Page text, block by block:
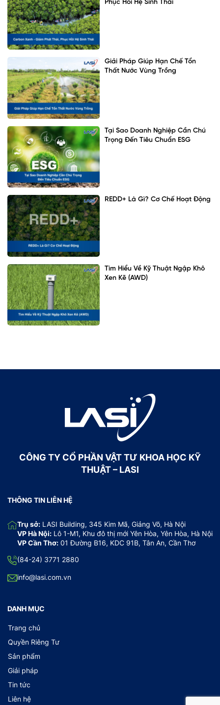
Phục Hồi Hệ Sinh Thái
Giải Pháp Giúp Hạn Chế Tổn
Thất Nước Vùng Trồng
Tại Sao Doanh Nghiệp Cần Chú
Trọng Đến Tiêu Chuẩn ESG
REDD+ Là Gì? Cơ Chế Hoạt Động
Tìm Hiểu Về Kỹ Thuật Ngập Khô
Xen Kẽ (AWD)
CÔNG TY CỔ PHẦN VẬT TƯ KHOA HỌC KỸ
THUẬT – LASI
THÔNG TIN LIÊN HỆ
Trụ sở: LASI Building, 345 Kim Mã, Giảng Võ, Hà Nội
VP Hà Nội: Lô 1-M1, Khu đô thị mới Yên Hòa, Yên Hòa, Hà Nội
VP Cần Thơ: 01 Đường B16, KDC 91B, Tân An, Cần Thơ
(84-24) 3771 2880
info@lasi.com.vn
DANH MỤC
Trang chủ
Quyền Riêng Tư
Sản phẩm
Giải pháp
Tin tức
Liên hệ